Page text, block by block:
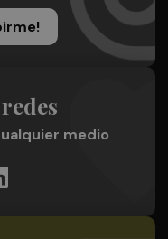
medio